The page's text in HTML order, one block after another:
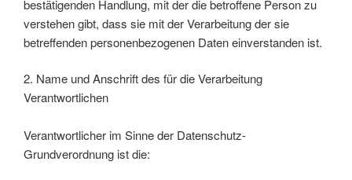
bestätigenden Handlung, mit der die betroffene Person zu
verstehen gibt, dass sie mit der Verarbeitung der sie
betreffenden personenbezogenen Daten einverstanden ist.
2. Name und Anschrift des für die Verarbeitung
Verantwortlichen
Verantwortlicher im Sinne der Datenschutz-
Grundverordnung ist die: